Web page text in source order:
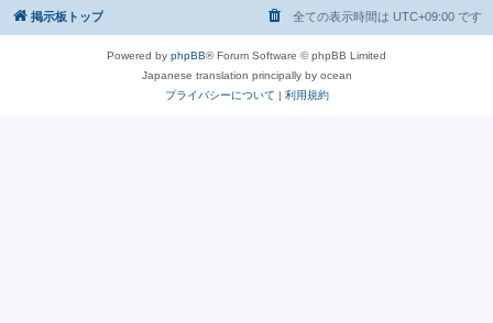
掲示板トップ 全ての表示時間は UTC+09:00 です
Powered by phpBB® Forum Software © phpBB Limited
Japanese translation principally by ocean
プライバシーについて | 利用規約